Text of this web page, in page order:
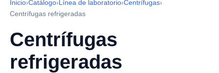
Inicio›Catálogo›Línea de laboratorio›Centrífugas›
Centrífugas refrigeradas
Centrífugas
refrigeradas